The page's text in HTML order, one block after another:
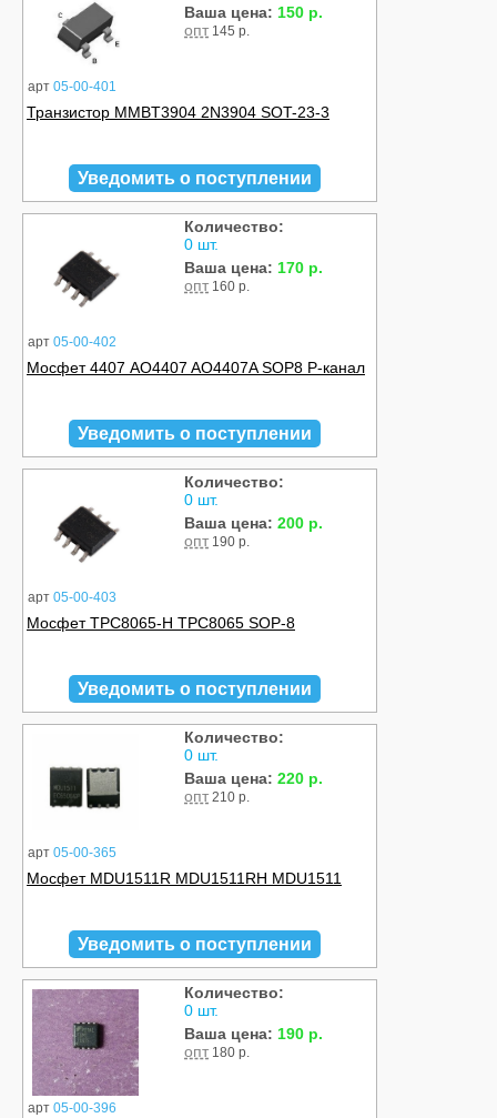
арт 05-00-401
Ваша цена: 150 р.
опт 145 р.
Транзистор MMBT3904 2N3904 SOT-23-3
Уведомить о поступлении
арт 05-00-402
Количество:
0 шт.
Ваша цена: 170 р.
опт 160 р.
Мосфет 4407 AO4407 AO4407A SOP8 P-канал
Уведомить о поступлении
арт 05-00-403
Количество:
0 шт.
Ваша цена: 200 р.
опт 190 р.
Мосфет TPC8065-H TPC8065 SOP-8
Уведомить о поступлении
арт 05-00-365
Количество:
0 шт.
Ваша цена: 220 р.
опт 210 р.
Мосфет MDU1511R MDU1511RH MDU1511
Уведомить о поступлении
арт 05-00-396
Количество:
0 шт.
Ваша цена: 190 р.
опт 180 р.